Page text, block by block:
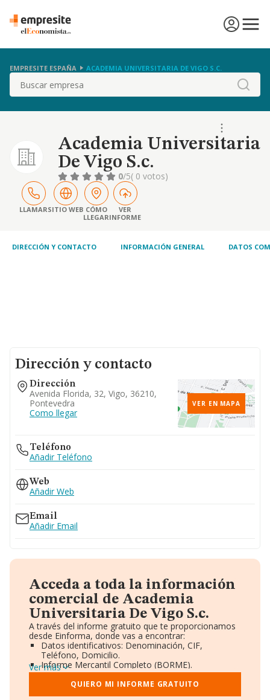
EMPRESITE ESPAÑA ACADEMIA UNIVERSITARIA DE VIGO S.C.
Buscar
Academia Universitaria
De Vigo S.c.
0/5( 0 votos)
LLAMARSITIO WEB CÓMO
LLEGAR
VER
INFORME
DIRECCIÓN Y CONTACTO INFORMACIÓN GENERAL DATOS
Dirección y contacto
Dirección
Avenida Florida, 32, Vigo, 36210,
Pontevedra
Como llegar
VER EN MAPA
Teléfono
Añadir Teléfono
Web
Añadir Web
Email
Añadir Email
Acceda a toda la información
comercial de Academia
Universitaria De Vigo S.c.
A través del informe gratuito que te proporcionamos
desde Einforma, donde vas a encontrar:
Datos identificativos: Denominación, CIF,
Teléfono, Domicilio.
Informe Mercantil Completo (BORME).
Gráficos de Evolución Ventas y Empleados.
Consejo de Administración y Administradores.
Directivos y Ejecutivos.
Ver más
QUIERO MI INFORME GRATUITO